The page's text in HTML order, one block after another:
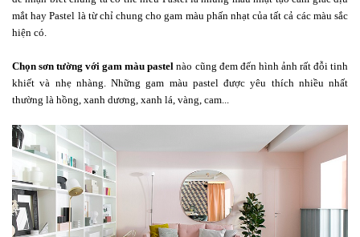
mắt hay Pastel là từ chỉ chung cho gam màu phấn nhạt của tất cả các màu sắc
hiện có.
Chọn sơn tường với gam màu pastel nào cũng đem đến hình ảnh rất đỗi tinh
khiết và nhẹ nhàng. Những gam màu pastel được yêu thích nhiều nhất
thường là hồng, xanh dương, xanh lá, vàng, cam...